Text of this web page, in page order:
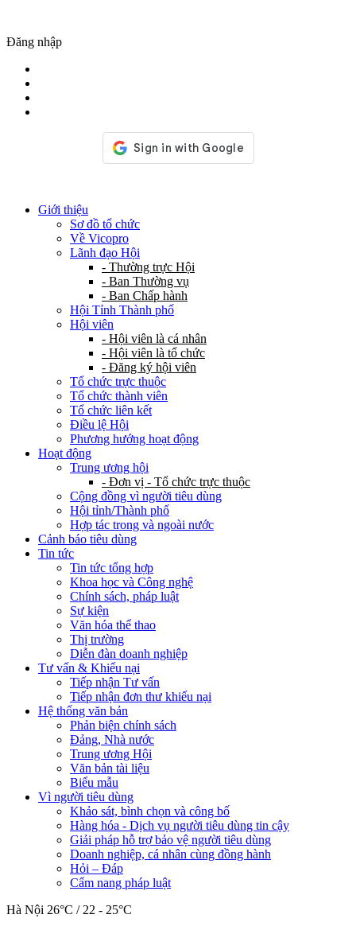
Đăng nhập
Giới thiệu
Sơ đồ tổ chức
Về Vicopro
Lãnh đạo Hội
- Thường trực Hội
- Ban Thường vụ
- Ban Chấp hành
Hội Tỉnh Thành phố
Hội viên
- Hội viên là cá nhân
- Hội viên là tổ chức
- Đăng ký hội viên
Tổ chức trực thuộc
Tổ chức thành viên
Tổ chức liên kết
Điều lệ Hội
Phương hướng hoạt động
Hoạt động
Trung ương hội
- Đơn vị - Tổ chức trực thuộc
Cộng đồng vì người tiêu dùng
Hội tỉnh/Thành phố
Hợp tác trong và ngoài nước
Cảnh báo tiêu dùng
Tin tức
Tin tức tổng hợp
Khoa học và Công nghệ
Chính sách, pháp luật
Sự kiện
Văn hóa thể thao
Thị trường
Diễn đàn doanh nghiệp
Tư vấn & Khiếu nại
Tiếp nhận Tư vấn
Tiếp nhận đơn thư khiếu nại
Hệ thống văn bản
Phản biện chính sách
Đảng, Nhà nước
Trung ương Hội
Văn bản tài liệu
Biểu mẫu
Vì người tiêu dùng
Khảo sát, bình chọn và công bố
Hàng hóa - Dịch vụ người tiêu dùng tin cậy
Giải pháp hỗ trợ bảo vệ người tiêu dùng
Doanh nghiệp, cá nhân cùng đồng hành
Hỏi – Đáp
Cẩm nang pháp luật
Hà Nội 26°C / 22 - 25°C